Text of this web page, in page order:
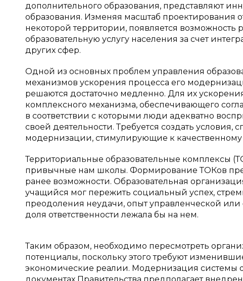
дополнительного образования, представляют
образования. Изменяя масштаб проектирования
некоторой территории, появляется
образовательную услугу населения за счет
других сфер.
Одной из основных проблем управления
механизмов ускорения процесса его
решаются достаточно медленно. Для их
комплексного механизма, обеспечивающего
в соответствии с которыми люди адекватно
своей деятельности. Требуется создать
модернизации, стимулирующие к
Территориальные образовательные комплексы
привычные нам школы. Формирование ТОКов
ранее возможности. Образовательная
учащийся мог пережить социальный успех,
преодоления неудачи, опыт управленческой или
доля ответственности лежала бы на нем.
Таким образом, необходимо пересмотреть
потенциалы, поскольку этого требуют
экономические реалии. Модернизация системы